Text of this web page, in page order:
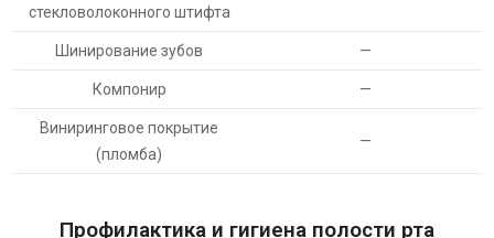
стекловолоконного штифта
Шинирование зубов —
Компонир —
Виниринговое покрытие
(пломба)
—
Профилактика и гигиена полости рта